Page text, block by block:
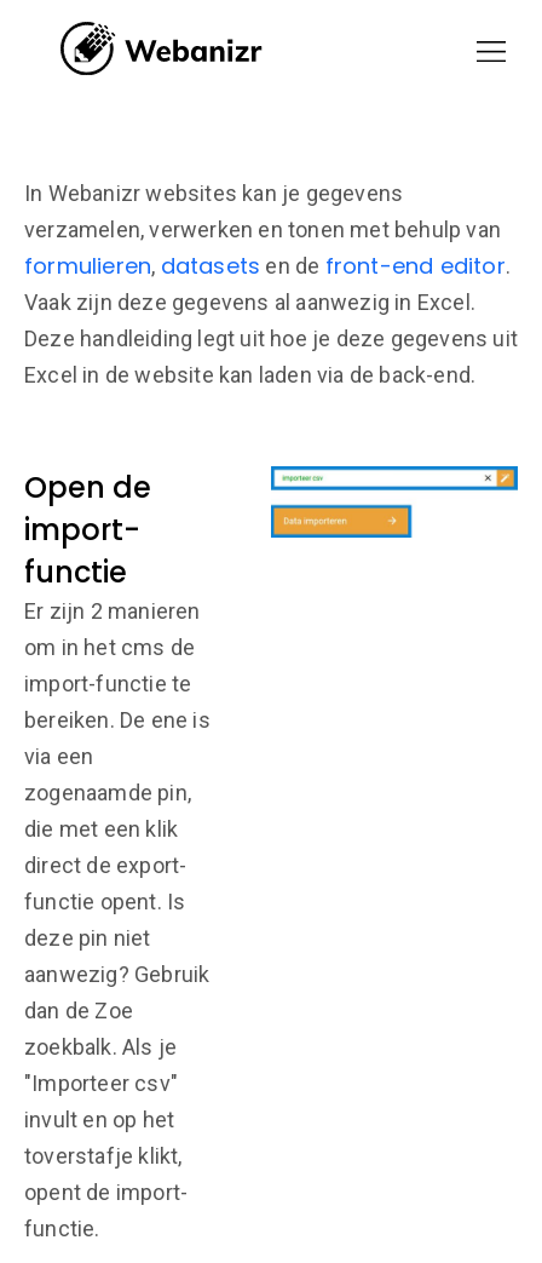
In Webanizr websites kan je gegevens
verzamelen, verwerken en tonen met behulp van
formulieren, datasets en de front-end editor.
Vaak zijn deze gegevens al aanwezig in Excel.
Deze handleiding legt uit hoe je deze gegevens uit
Excel in de website kan laden via de back-end.
Open de
import-
functie
Er zijn 2 manieren
om in het cms de
import-functie te
bereiken. De ene is
via een
zogenaamde pin,
die met een klik
direct de export-
functie opent. Is
deze pin niet
aanwezig? Gebruik
dan de Zoe
zoekbalk. Als je
"Importeer csv"
invult en op het
toverstafje klikt,
opent de import-
functie.